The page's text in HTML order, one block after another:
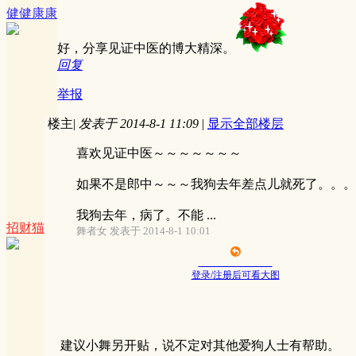
健健康康
好，分享见证中医的博大精深。
回复
举报
招财猫
楼主| 发表于 2014-8-1 11:09 | 显示全部楼层
喜欢见证中医～～～～～～～
如果不是郎中～～～我狗去年差点儿就死了。。
我狗去年，病了。不能 ...
舞者女 发表于 2014-8-1 10:01
登录/注册后可看大图
建议小舞另开贴，说不定对其他爱狗人士有帮助。